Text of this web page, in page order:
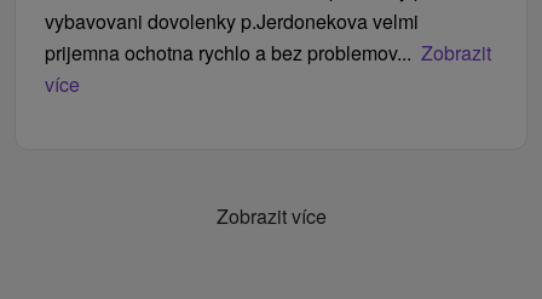
vybavovani dovolenky p.Jerdonekova velmi
prijemna ochotna rychlo a bez problemov... Zobrazit
více
Zobrazit více